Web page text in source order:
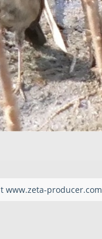
www.zeta-producer.com